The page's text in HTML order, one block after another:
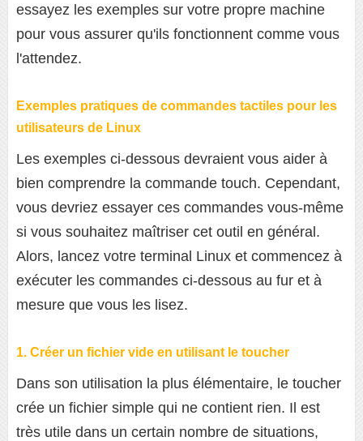
essayez les exemples sur votre propre machine
pour vous assurer qu'ils fonctionnent comme vous
l'attendez.
Exemples pratiques de commandes tactiles pour les
utilisateurs de Linux
Les exemples ci-dessous devraient vous aider à
bien comprendre la commande touch. Cependant,
vous devriez essayer ces commandes vous-même
si vous souhaitez maîtriser cet outil en général.
Alors, lancez votre terminal Linux et commencez à
exécuter les commandes ci-dessous au fur et à
mesure que vous les lisez.
1. Créer un fichier vide en utilisant le toucher
Dans son utilisation la plus élémentaire, le toucher
crée un fichier simple qui ne contient rien. Il est
très utile dans un certain nombre de situations,